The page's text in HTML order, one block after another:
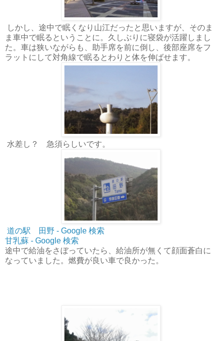
しかし、途中で眠くなり山江だったと思いますが、そのま
ま車中で眠るということに。久しぶりに寝袋が活躍しまし
た。車は狭いながらも、助手席を前に倒し、後部座席をフ
ラットにして対角線で眠るとわりと体を伸ばせます。
水差し？ 急須らしいです。
道の駅 田野 - Google 検索
甘乳蘇 - Google 検索
途中で給油をさぼっていたら、給油所が無くて顔面蒼白に
なっていました。燃費が良い車で良かった。